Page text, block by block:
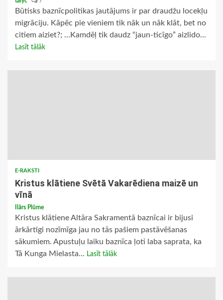
Būtisks baznīcpolitikas jautājums ir par draudžu locekļu
migrāciju. Kāpēc pie vieniem tik nāk un nāk klāt, bet no
citiem aiziet?; …Kamdēļ tik daudz “jaun-ticīgo” aizlido...
Lasīt tālāk
E-RAKSTI
Kristus klātiene Svētā Vakarēdiena maizē un
vīnā
Ilārs Plūme
Kristus klātiene Altāra Sakramentā baznīcai ir bijusi
ārkārtīgi nozīmīga jau no tās pašiem pastāvēšanas
sākumiem. Apustuļu laiku baznīca ļoti laba saprata, ka
Tā Kunga Mielasta... Lasīt tālāk